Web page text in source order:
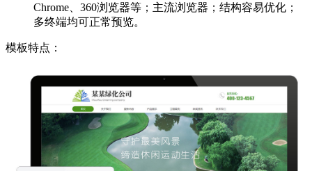
Chrome、360浏览器等；主流浏览器；结构容易优化；
多终端均可正常预览。
模板特点：